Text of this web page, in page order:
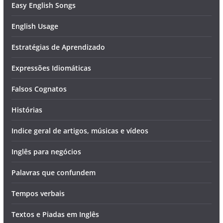
Easy English Songs
English Usage
Estratégias de Aprendizado
Expressões Idiomáticas
Falsos Cognatos
Histórias
Indice geral de artigos, músicas e vídeos
Inglês para negócios
Palavras que confundem
Tempos verbais
Textos e Piadas em Inglês